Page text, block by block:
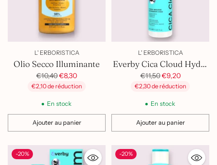
L' ERBORISTICA
Olio Secco Illuminante
Prix
habituel
€10,40€8,30
€2,10 de réduction
En stock
Ajouter au panier
Quantité
L' ERBORISTICA
Everby Cica Cloud Hydra
Mousse Detergente
Prix
habituel
€11,50€9,20
€2,30 de réduction
En stock
Ajouter au panier
Quantité
-20% -20%